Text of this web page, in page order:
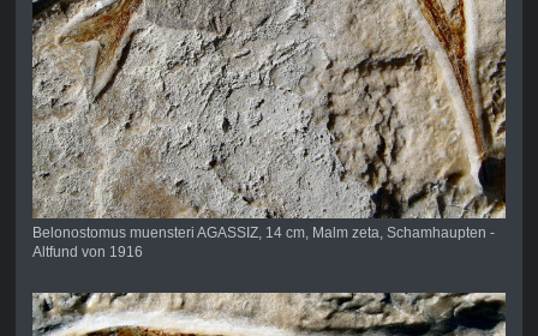
Belonostomus muensteri AGASSIZ, 14 cm, Malm zeta, Schamhaupten -
Altfund von 1916